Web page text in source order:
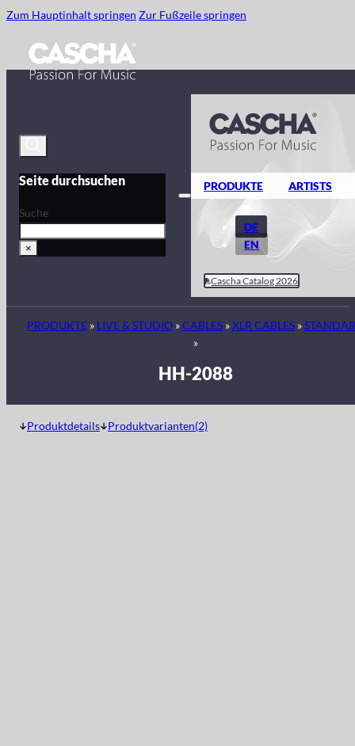
Zum Hauptinhalt springen Zur Fußzeile springen
Seite durchsuchen
Suche
×
PRODUKTE ARTISTS
DE
EN
Cascha Catalog 2026
PRODUKTE» LIVE & STUDIO»CABLES»XLR CABLES»
»
HH-2088
Produktdetails Produktvarianten(2)